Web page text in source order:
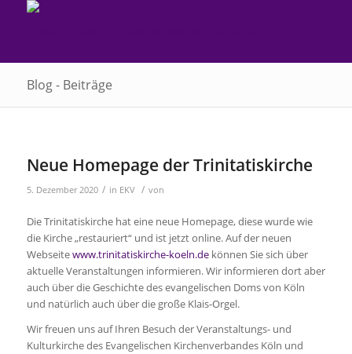
Blog - Beiträge
Neue Homepage der Trinitatiskirche
5. Dezember 2020 / in EKV / von
Die Trinitatiskirche hat eine neue Homepage, diese wurde wie
die Kirche „restauriert“ und ist jetzt online. Auf der neuen
Webseitewww.trinitatiskirche-koeln.dekönnen Sie sich über
aktuelle Veranstaltungen informieren. Wir informieren dort aber
auch über die Geschichte des evangelischen Doms von Köln
und natürlich auch über die große Klais-Orgel.
Wir freuen uns auf Ihren Besuch der Veranstaltungs- und
Kulturkirche des Evangelischen Kirchenverbandes Köln und